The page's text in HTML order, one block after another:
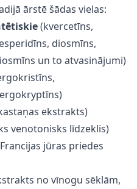
ārstē šādas vielas:
(kvercetīns,
diosmīns,
un to atvasinājumi)
ekstrakts)
venotonisks līdzeklis)
jūras priedes
no vīnogu sēklām,